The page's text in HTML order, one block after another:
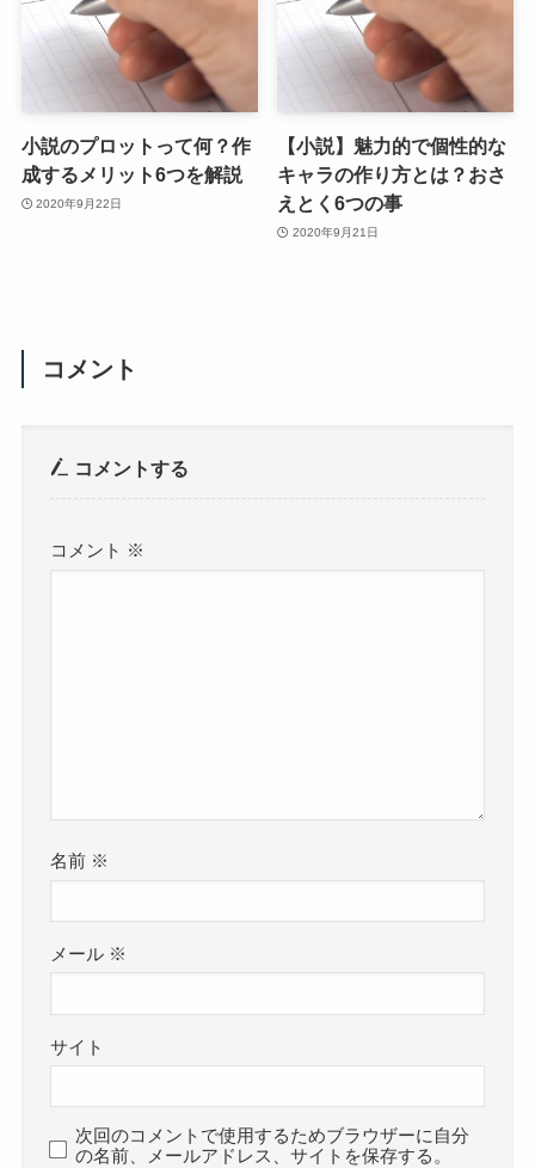
小説のプロットって何？作
成するメリット6つを解説
2020年9月22日
【小説】魅力的で個性的な
キャラの作り方とは？おさ
えとく6つの事
2020年9月21日
コメント
コメントする
コメント ※
名前 ※
メール ※
サイト
次回のコメントで使用するためブラウザーに自分
の名前、メールアドレス、サイトを保存する。